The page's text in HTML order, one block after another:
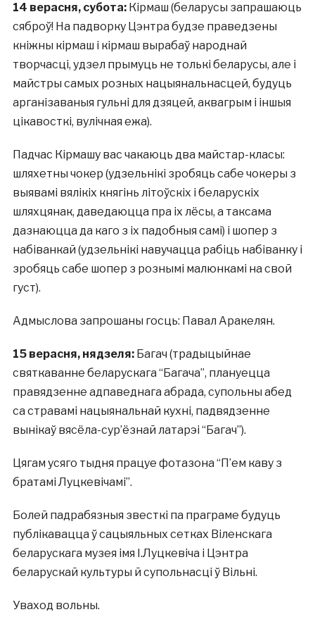
14 верасня, субота:Кірмаш (беларусы запрашаюць
сяброў! На падворку Цэнтра будзе праведзены
кніжны кірмаш і кірмаш вырабаў народнай
творчасці, удзел прымуць не толькі беларусы, але і
майстры самых розных нацыянальнасцей, будуць
арганізаваныя гульні для дзяцей, аквагрым і іншыя
цікавосткі, вулічная ежа).
Падчас Кірмашу вас чакаюць два майстар-класы:
шляхетны чокер (удзельнікі зробяць сабе чокеры з
выявамі вялікіх княгінь літоўскіх і беларускіх
шляхцянак, даведаюцца пра іх лёсы, а таксама
дазнаюцца да каго з іх падобныя самі) і шопер з
набіванкай (удзельнікі навучацца рабіць набіванку і
зробяць сабе шопер з рознымі малюнкамі на свой
густ).
Адмыслова запрошаны госць: Павал Аракелян.
15 верасня, нядзеля: Багач (традыцыйнае
святкаванне беларускага “Багача”, плануецца
правядзенне адпаведнага абрада, супольны абед
са стравамі нацыянальнай кухні, падвядзенне
вынікаў вясёла-сур’ёзнай латарэі “Багач”).
Цягам усяго тыдня працуе фотазона “П’ем каву з
братамі Луцкевічамі”.
Болей падрабязныя звесткі па праграме будуць
публікавацца ў сацыяльных сетках Віленскага
беларускага музея імя І.Луцкевіча і Цэнтра
беларускай культуры й супольнасці ў Вільні.
Уваход вольны.